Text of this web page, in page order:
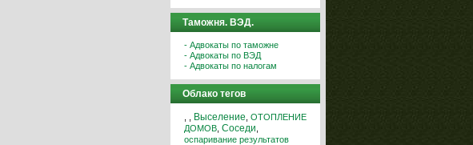
Таможня. ВЭД.
- Адвокаты по таможне
- Адвокаты по ВЭД
- Адвокаты по налогам
Облако тегов
Выселение ОТОПЛЕНИЕ
ДОМОВ Соседи
оспаривание результатов